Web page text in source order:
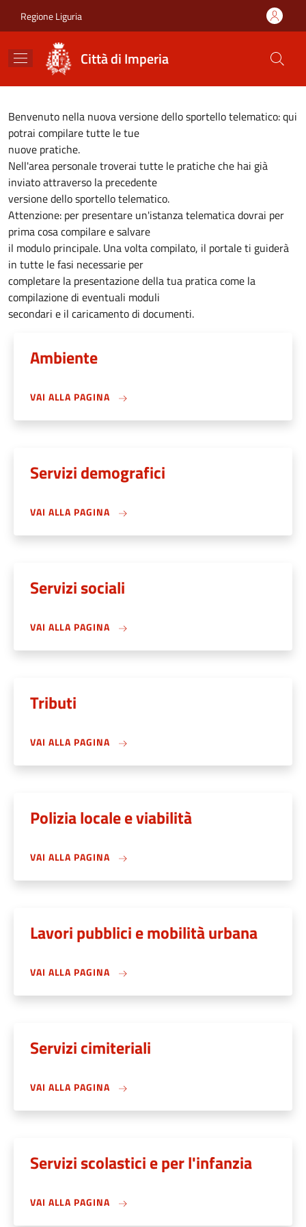
Regione Liguria
Città di Imperia
Benvenuto nella nuova versione dello sportello telematico: qui
potrai compilare tutte le tue
nuove pratiche.
Nell'area personale troverai tutte le pratiche che hai già
inviato attraverso la precedente
versione dello sportello telematico.
Attenzione: per presentare un'istanza telematica dovrai per
prima cosa compilare e salvare
il modulo principale. Una volta compilato, il portale ti guiderà
in tutte le fasi necessarie per
completare la presentazione della tua pratica come la
compilazione di eventuali moduli
secondari e il caricamento di documenti.
Ambiente
VAI ALLA PAGINA
Servizi demografici
VAI ALLA PAGINA
Servizi sociali
VAI ALLA PAGINA
Tributi
VAI ALLA PAGINA
Polizia locale e viabilità
VAI ALLA PAGINA
Lavori pubblici e mobilità urbana
VAI ALLA PAGINA
Servizi cimiteriali
VAI ALLA PAGINA
Servizi scolastici e per l'infanzia
VAI ALLA PAGINA